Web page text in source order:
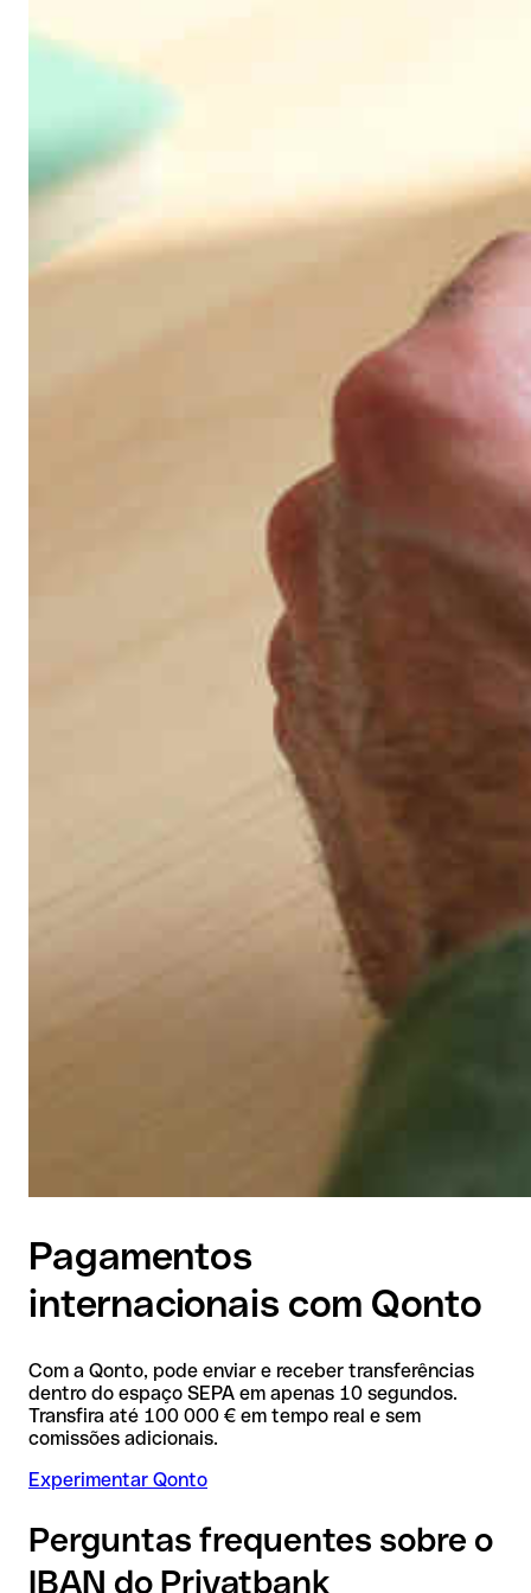
Pagamentos
internacionais com Qonto
Com a Qonto, pode enviar e receber transferências
dentro do espaço SEPA em apenas 10 segundos.
Transfira até 100 000 € em tempo real e sem
comissões adicionais.
Experimentar Qonto
Perguntas frequentes sobre o
IBAN do Privatbank